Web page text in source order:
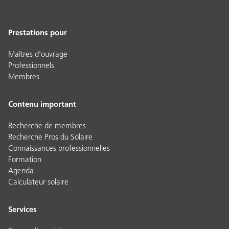
Prestations pour
Maîtres d’ouvrage
Professionnels
Membres
Contenu important
Recherche de membres
Recherche Pros du Solaire
Connaissances professionnelles
Formation
Agenda
Calculateur solaire
Services